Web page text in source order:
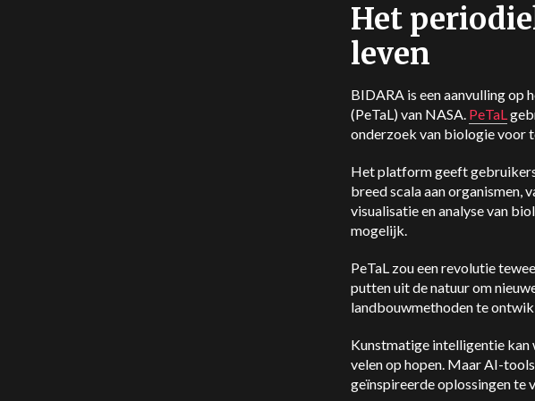
Het
leven
BIDARA is een aanvulling op
(PeTaL) van NASA. PeTaL
onderzoek van biologie voor
Het platform geeft
breed scala aan organismen,
visualisatie en analyse van
mogelijk.
PeTaL zou een revolutie
putten uit de natuur om
landbouwmethoden te
Kunstmatige intelligentie
velen op hopen. Maar AI-
geïnspireerde oplossingen te